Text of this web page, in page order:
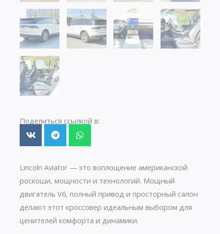
Поделиться ссылкой в:
Lincoln Aviator — это воплощение американской
роскоши, мощности и технологий. Мощный
двигатель V6, полный привод и просторный салон
делают этот кроссовер идеальным выбором для
ценителей комфорта и динамики.